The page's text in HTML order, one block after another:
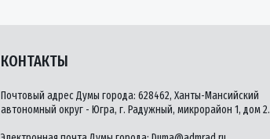
КОНТАКТЫ
Почтовый адрес Думы города: 628462, Ханты-Мансийский
автономный округ - Югра, г. Радужный, микрорайон 1, дом 2.